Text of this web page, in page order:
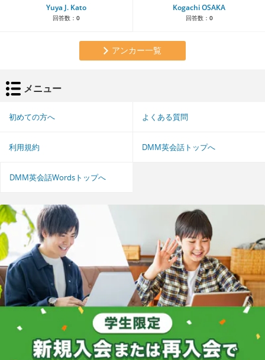
Yuya J. Kato
回答数： 0
Kogachi OSAKA
回答数： 0
アンカー一覧
メニュー
初めての方へ よくある質問
利用規約 DMM英会話トップへ
DMM英会話Wordsトップへ